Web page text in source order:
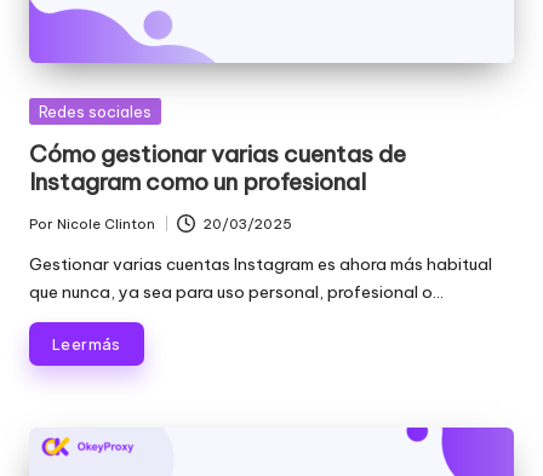
Publicada
Redes sociales
Cómo gestionar varias cuentas de
Instagram como un profesional
Publicado
por
Por Nicole Clinton 20/03/2025
Gestionar varias cuentas Instagram es ahora más habitual
que nunca, ya sea para uso personal, profesional o...
Leer más